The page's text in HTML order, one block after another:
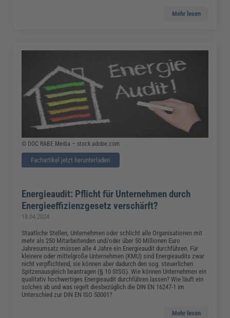
Mehr lesen
© DOC RABE Media – stock.adobe.com
Fachartikel jetzt herunterladen
Energieaudit: Pflicht für Unternehmen durch
Energieeffizienzgesetz verschärft?
18.04.2024
Staatliche Stellen, Unternehmen oder schlicht alle Organisationen mit
mehr als 250 Mitarbeitenden und/oder über 50 Millionen Euro
Jahresumsatz müssen alle 4 Jahre ein Energieaudit durchführen. Für
kleinere oder mittelgroße Unternehmen (KMU) sind Energieaudits zwar
nicht verpflichtend, sie können aber dadurch den sog. steuerlichen
Spitzenausgleich beantragen (§ 10 StSG). Wie können Unternehmen ein
qualitativ hochwertiges Energieaudit durchführen lassen? Wie läuft ein
solches ab und was regelt diesbezüglich die DIN EN 16247-1 im
Unterschied zur DIN EN ISO 50001?
Mehr lesen